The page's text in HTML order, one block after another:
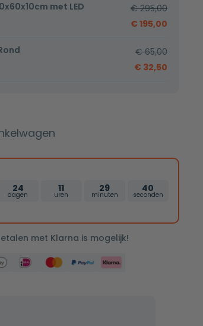
met LED
€295,00
€ 195,00
€65,00
€ 32,50
24
dagen
11
uren
29
minuten
39
seconden
met Klarna is mogelijk!